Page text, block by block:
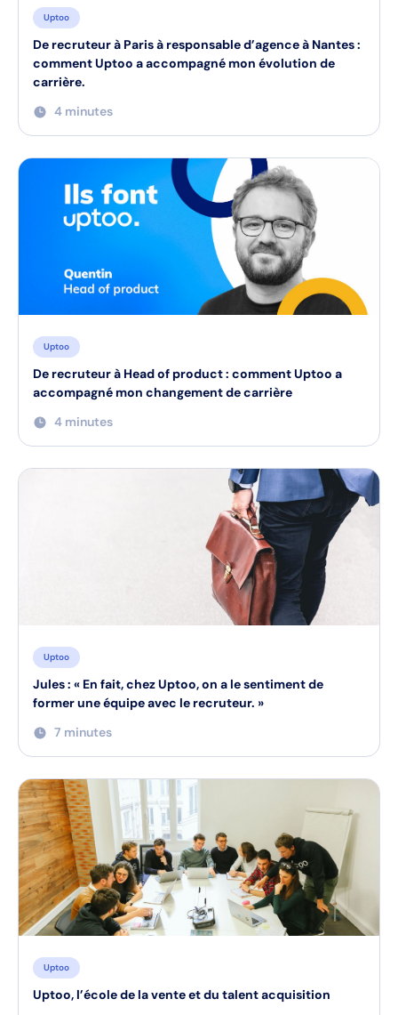
Uptoo
De recruteur à Paris à responsable d’agence à Nantes :
comment Uptoo a accompagné mon évolution de
carrière.
4 minutes
Uptoo
De recruteur à Head of product : comment Uptoo a
accompagné mon changement de carrière
4 minutes
Uptoo
Jules : « En fait, chez Uptoo, on a le sentiment de
former une équipe avec le recruteur. »
7 minutes
Uptoo
Uptoo, l’école de la vente et du talent acquisition